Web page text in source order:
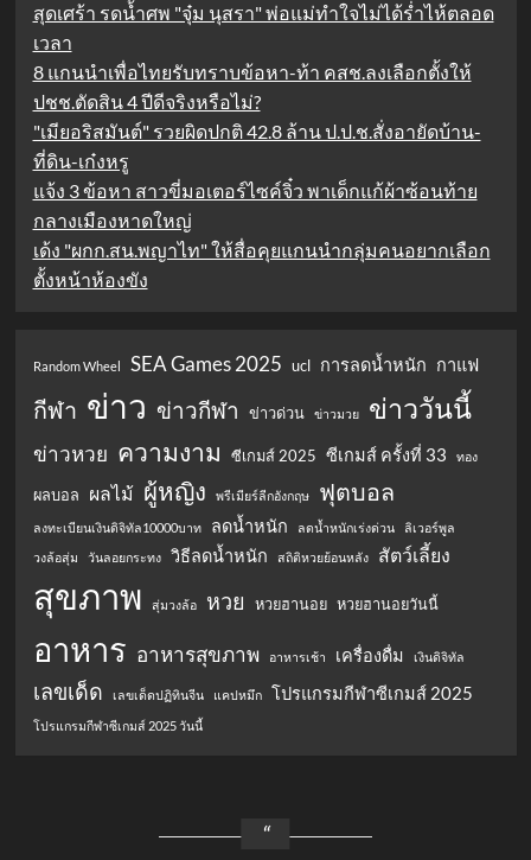
สุดเศร้า รดน้ำศพ "จุ๋ม นุสรา" พ่อแม่ทำใจไม่ได้ร่ำไห้ตลอด
เวลา
8 แกนนำเพื่อไทยรับทราบข้อหา-ท้า คสช.ลงเลือกตั้งให้
ปชช.ตัดสิน 4 ปีดีจริงหรือไม่?
"เมียอริสมันต์" รวยผิดปกติ 42.8 ล้าน ป.ป.ช.สั่งอายัดบ้าน-
ที่ดิน-เก๋งหรู
แจ้ง 3 ข้อหา สาวขี่มอเตอร์ไซค์จิ๋ว พาเด็กแก้ผ้าซ้อนท้าย
กลางเมืองหาดใหญ่
เด้ง "ผกก.สน.พญาไท" ให้สื่อคุยแกนนำกลุ่มคนอยากเลือก
ตั้งหน้าห้องขัง
Random Wheel SEA Games 2025 ucl การลดน้ำหนัก กาแฟ
กีฬา ข่าว ข่าวกีฬา ข่าวด่วน ข่าวมวย ข่าววันนี้
ข่าวหวย ความงาม ซีเกมส์ 2025 ซีเกมส์ ครั้งที่ 33 ทอง
ผลบอล ผลไม้ ผู้หญิง พรีเมียร์ลีกอังกฤษ ฟุตบอล
ลงทะเบียนเงินดิจิทัล10000บาท ลดน้ำหนัก ลดน้ำหนักเร่งด่วน
ลิเวอร์พูล
วงล้อสุ่ม
วันลอยกระทง วิธีลดน้ำหนัก สถิติหวยย้อนหลัง สัตว์เลี้ยง
สุขภาพ สุ่มวงล้อ หวย หวยฮานอย หวยฮานอยวันนี้
อาหาร อาหารสุขภาพ อาหารเช้า เครื่องดื่ม เงินดิจิทัล
เลขเด็ด เลขเด็ดปฏิทินจีน แคปหมึก โปรแกรมกีฬาซีเกมส์ 2025
โปรแกรมกีฬาซีเกมส์ 2025 วันนี้